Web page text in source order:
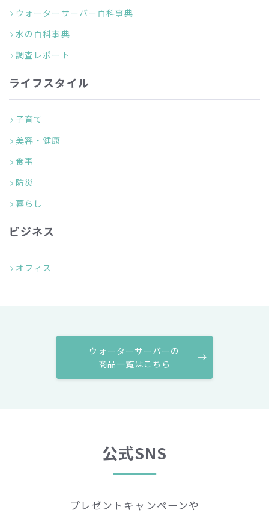
ウォーターサーバー百科事典
水の百科事典
調査レポート
ライフスタイル
子育て
美容・健康
食事
防災
暮らし
ビジネス
オフィス
ウォーターサーバーの
商品一覧はこちら
公式SNS
プレゼントキャンペーンや